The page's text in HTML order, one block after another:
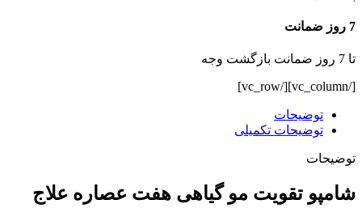
7 روز ضمانت
تا 7 روز ضمانت بازگشت وجه
[/vc_column][/vc_row]
توضیحات
توضیحات تکمیلی
توضیحات
شامپو تقویت مو گیاهی هفت عصاره علاج